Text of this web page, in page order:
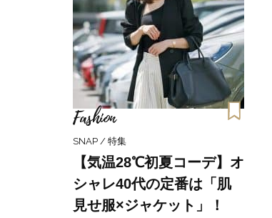
Fashion
SNAP / 特集
【気温28℃初夏コーデ】オ
シャレ40代の定番は「肌
見せ服×ジャケット」！